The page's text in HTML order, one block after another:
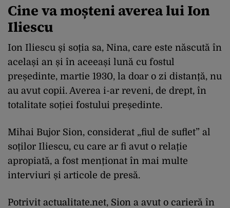
Cine va moșteni averea lui Ion
Iliescu
Ion Iliescu și soția sa, Nina, care este născută în
același an și în aceeași lună cu fostul
președinte, martie 1930, la doar o zi distanță, nu
au avut copii. Averea i-ar reveni, de drept, în
totalitate soției fostului președinte.
Mihai Bujor Sion, considerat „fiul de suflet” al
soților Iliescu, cu care ar fi avut o relație
apropiată, a fost menționat în mai multe
interviuri și articole de presă.
Potrivit actualitate.net, Sion a avut o carieră în